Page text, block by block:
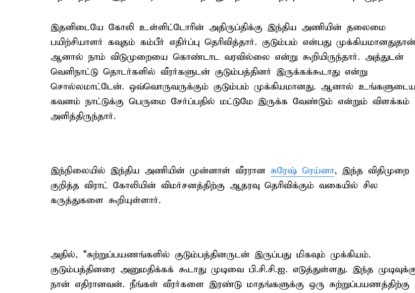
இதனிடையே கோலி உள்ளிட்டோரின் அதிருப்திக்கு இந்திய அணியின் தலைமை
பயிற்சியாளர் கவுதம் கம்பீர் எதிர்ப்பு தெரிவித்தார். குடும்பம் என்பது முக்கியமானதுதான்
ஆனால் நாம் விடுமுறையை கொண்டாட வரவில்லை என்று கூறியிருந்தார். அத்துடன்
வெளிநாட்டு தொடர்களில் வீரர்களுடன் குடும்பத்தினர் இருக்கக்கூடாது என்று
சொல்லமாட்டேன். ஒவ்வொருவருக்கும் குடும்பம் முக்கியமானது. ஆனால் உங்களுடைய
கவனம் நாட்டுக்கு பெருமை சேர்ப்பதில் மட்டுமே இருக்க வேண்டும் என்றும் விளக்கம்
அளித்திருந்தார்.
இந்நிலையில் இந்திய அணியின் முன்னாள் வீரரான சுரேஷ் ரெய்னா, இந்த விதிமுறை
குறித்த விராட் கோலியின் விமர்சனத்திற்கு ஆதரவு தெரிவிக்கும் வகையில் சில
கருத்துகளை கூறியுள்ளார்.
அதில், "சுற்றுப்பயணங்களில் குடும்பத்தினருடன் இருப்பது மிகவும் முக்கியம்.
குடும்பத்தினரை அனுமதிக்கக் கூடாது முடிவை பி.சி.சி.ஐ. எடுத்துள்ளது. இந்த
நான் எதிரானவன். நீங்கள் வீரர்களை இரண்டு மாதங்களுக்கு ஒரு சுற்றுப்பயணத்திற்கு